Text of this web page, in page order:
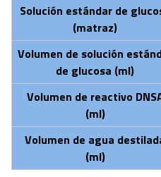
Solución estándar de
(matraz)
Volumen de solución
de glucosa (ml)
Volumen de reactivo
(ml)
Volumen de agua
(ml)